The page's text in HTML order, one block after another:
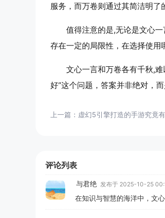
服务，而万卷则通过其简洁明了
值得注意的是,无论是文心
存在一定的局限性，在选择使用
文心一言和万卷各有千秋,
好”这个问题，答案并非绝对，
上一篇： 虚幻5引擎打造的手游究竟
评论列表
与君绝 发布于 2025-10-25
在知识与智慧的海洋中，文